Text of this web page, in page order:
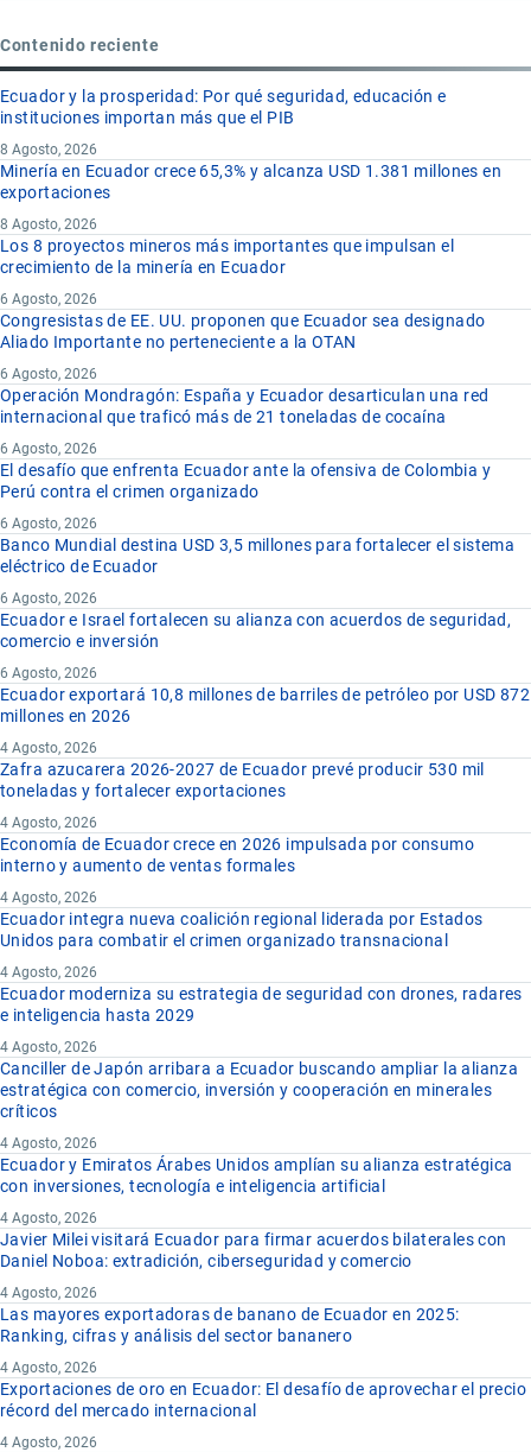
Contenido reciente
Ecuador y la prosperidad: Por qué seguridad, educación e
instituciones importan más que el PIB
8 Agosto, 2026
Minería en Ecuador crece 65,3% y alcanza USD 1.381 millones en
exportaciones
8 Agosto, 2026
Los 8 proyectos mineros más importantes que impulsan el
crecimiento de la minería en Ecuador
6 Agosto, 2026
Congresistas de EE. UU. proponen que Ecuador sea designado
Aliado Importante no perteneciente a la OTAN
6 Agosto, 2026
Operación Mondragón: España y Ecuador desarticulan una red
internacional que traficó más de 21 toneladas de cocaína
6 Agosto, 2026
El desafío que enfrenta Ecuador ante la ofensiva de Colombia y
Perú contra el crimen organizado
6 Agosto, 2026
Banco Mundial destina USD 3,5 millones para fortalecer el sistema
eléctrico de Ecuador
6 Agosto, 2026
Ecuador e Israel fortalecen su alianza con acuerdos de seguridad,
comercio e inversión
6 Agosto, 2026
Ecuador exportará 10,8 millones de barriles de petróleo por USD 872
millones en 2026
4 Agosto, 2026
Zafra azucarera 2026-2027 de Ecuador prevé producir 530 mil
toneladas y fortalecer exportaciones
4 Agosto, 2026
Economía de Ecuador crece en 2026 impulsada por consumo
interno y aumento de ventas formales
4 Agosto, 2026
Ecuador integra nueva coalición regional liderada por Estados
Unidos para combatir el crimen organizado transnacional
4 Agosto, 2026
Ecuador moderniza su estrategia de seguridad con drones, radares
e inteligencia hasta 2029
4 Agosto, 2026
Canciller de Japón arribara a Ecuador buscando ampliar la alianza
estratégica con comercio, inversión y cooperación en minerales
críticos
4 Agosto, 2026
Ecuador y Emiratos Árabes Unidos amplían su alianza estratégica
con inversiones, tecnología e inteligencia artificial
4 Agosto, 2026
Javier Milei visitará Ecuador para firmar acuerdos bilaterales con
Daniel Noboa: extradición, ciberseguridad y comercio
4 Agosto, 2026
Las mayores exportadoras de banano de Ecuador en 2025:
Ranking, cifras y análisis del sector bananero
4 Agosto, 2026
Exportaciones de oro en Ecuador: El desafío de aprovechar el precio
récord del mercado internacional
4 Agosto, 2026